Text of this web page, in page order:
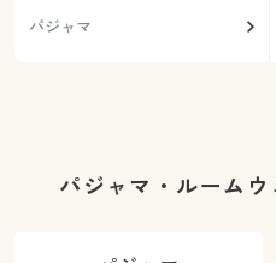
パジャマ
パジャマ・ルーム